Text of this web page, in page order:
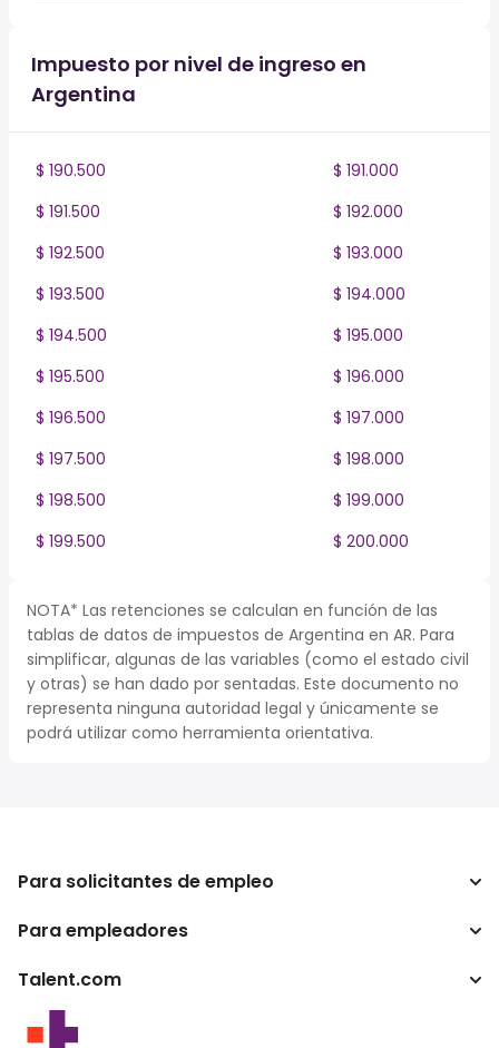
Impuesto por nivel de ingreso en
Argentina
$ 190.500
$ 191.000
$ 191.500
$ 192.000
$ 192.500
$ 193.000
$ 193.500
$ 194.000
$ 194.500
$ 195.000
$ 195.500
$ 196.000
$ 196.500
$ 197.000
$ 197.500
$ 198.000
$ 198.500
$ 199.000
$ 199.500
$ 200.000
NOTA* Las retenciones se calculan en función de las
tablas de datos de impuestos de Argentina en AR. Para
simplificar, algunas de las variables (como el estado civil
y otras) se han dado por sentadas. Este documento no
representa ninguna autoridad legal y únicamente se
podrá utilizar como herramienta orientativa.
Para solicitantes de empleo
Buscador de trabajo
Conversor de salario
Para empleadores
Empresa
Talent.com
Otros países